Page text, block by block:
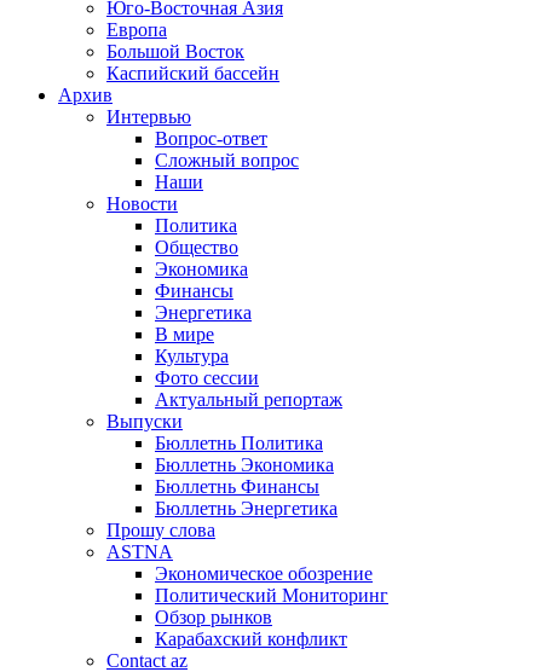
Юго-Восточная Азия
Европа
Большой Восток
Каспийский бассейн
Архив
Интервью
Вопрос-ответ
Сложный вопрос
Наши
Новости
Политика
Общество
Экономика
Финансы
Энергетика
В мире
Культура
Фото сессии
Актуальный репортаж
Выпуски
Бюллетнь Политика
Бюллетнь Экономика
Бюллетнь Финансы
Бюллетнь Энергетика
Прошу слова
ASTNA
Экономическое обозрение
Политический Мониторинг
Обзор рынков
Карабахский конфликт
Contact az